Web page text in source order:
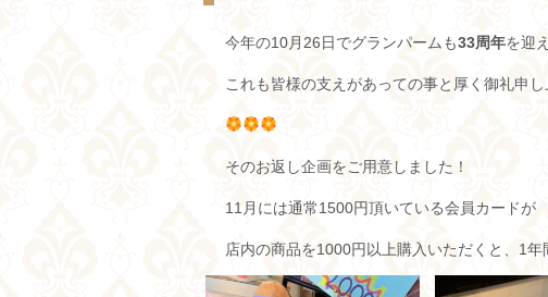
今年の10月26日でグランパームも33周年を迎
これも皆様の支えがあっての事と厚く御礼申し
そのお返し企画をご用意しました！
11月には通常1500円頂いている会員カードが
店内の商品を1000円以上購入いただくと、1年